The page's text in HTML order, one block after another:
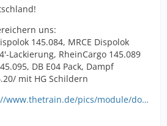
uns:
145.084, MRCE Dispolok
Lackierung, RheinCargo 145.089
DB E04 Pack, Dampf
mit HG Schildern
www.thetrain.de/pics/module/do…